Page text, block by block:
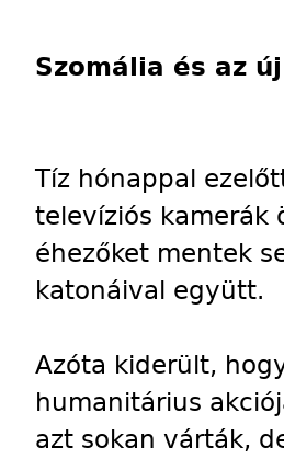
Szomália és az
Tíz hónappal
televíziós kamerák
éhezőket mentek
katonáival együtt.
Azóta kiderült,
humanitárius
azt sokan várták,